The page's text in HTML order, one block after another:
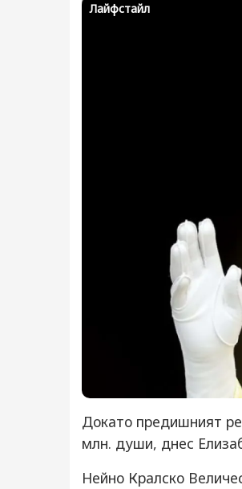
Лайфстайл
Докато предишният
млн. души, днес
Нейно Кралско